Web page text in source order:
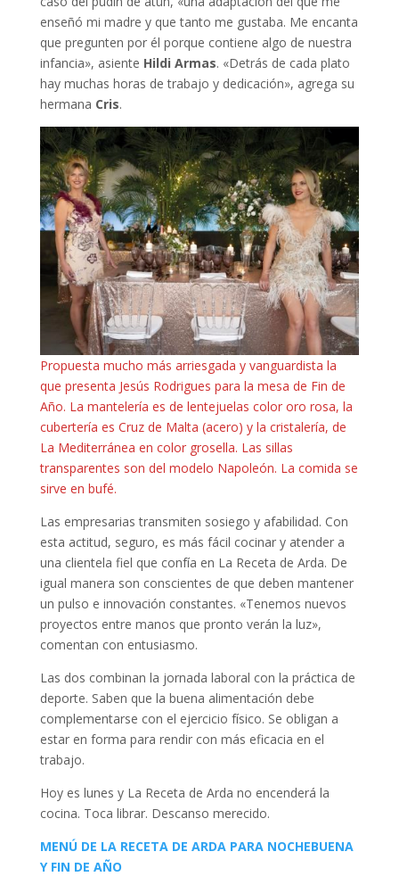
enseñó mi madre y que tanto me gustaba. Me encanta
que pregunten por él porque contiene algo de nuestra
infancia», asiente Hildi Armas. «Detrás de cada plato
hay muchas horas de trabajo y dedicación», agrega su
hermana Cris.
Propuesta mucho más arriesgada y vanguardista la
que presenta Jesús Rodrigues para la mesa de Fin de
Año. La mantelería es de lentejuelas color oro rosa, la
cubertería es Cruz de Malta (acero) y la cristalería, de
La Mediterránea en color grosella. Las sillas
transparentes son del modelo Napoleón. La comida se
sirve en bufé.
Las empresarias transmiten sosiego y afabilidad. Con
esta actitud, seguro, es más fácil cocinar y atender a
una clientela fiel que confía en La Receta de Arda. De
igual manera son conscientes de que deben mantener
un pulso e innovación constantes. «Tenemos nuevos
proyectos entre manos que pronto verán la luz»,
comentan con entusiasmo.
Las dos combinan la jornada laboral con la práctica de
deporte. Saben que la buena alimentación debe
complementarse con el ejercicio físico. Se obligan a
estar en forma para rendir con más eficacia en el
trabajo.
Hoy es lunes y La Receta de Arda no encenderá la
cocina. Toca librar. Descanso merecido.
MENÚ DE LA RECETA DE ARDA PARA NOCHEBUENA
Y FIN DE AÑO